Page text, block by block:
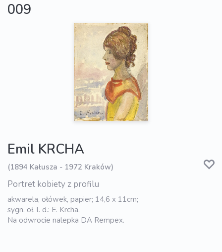
009
Emil KRCHA
(1894 Kałusza - 1972 Kraków)
Portret kobiety z profilu
akwarela, ołówek, papier; 14,6 x 11cm;
sygn. oł. l. d.: E. Krcha.
Na odwrocie nalepka DA Rempex.